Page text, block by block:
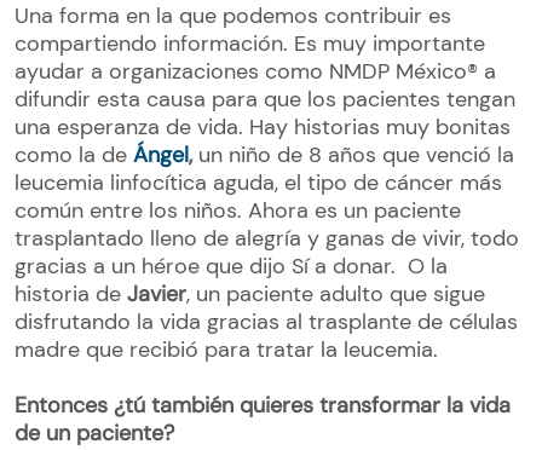
Una forma en la que podemos contribuir es
compartiendo información. Es muy importante
ayudar a organizaciones como NMDP México® a
difundir esta causa para que los pacientes tengan
una esperanza de vida. Hay historias muy bonitas
como la de Ángel, un niño de 8 años que venció la
leucemia linfocítica aguda, el tipo de cáncer más
común entre los niños. Ahora es un paciente
trasplantado lleno de alegría y ganas de vivir, todo
gracias a un héroe que dijo Sí a donar. O la
historia de Javier, un paciente adulto que sigue
disfrutando la vida gracias al trasplante de células
madre que recibió para tratar la leucemia.
Entonces ¿tú también quieres transformar la vida
de un paciente?